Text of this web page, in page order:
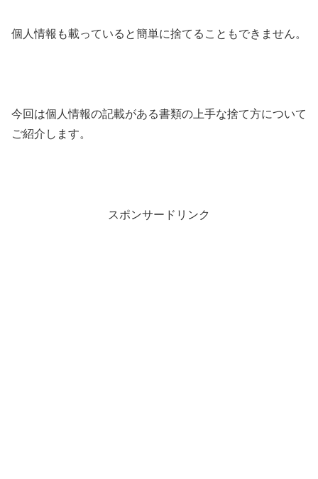
個人情報も載っていると簡単に捨てることもできません。
今回は個人情報の記載がある書類の上手な捨て方について
ご紹介します。
スポンサードリンク